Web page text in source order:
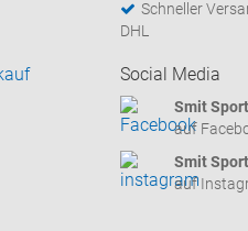
Schneller
DHL
Social Media
Smit Sport
auf
Smit Sport
auf